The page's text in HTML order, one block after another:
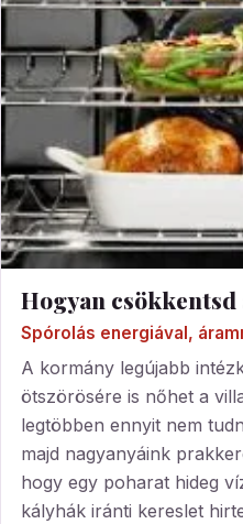
Hogyan csökkentsd
Spórolás energiával,
A kormány legújabb
ötszörösére is nőhet a
legtöbben ennyit nem
majd nagyanyáink
hogy egy poharat hideg
kályhák iránti kereslet